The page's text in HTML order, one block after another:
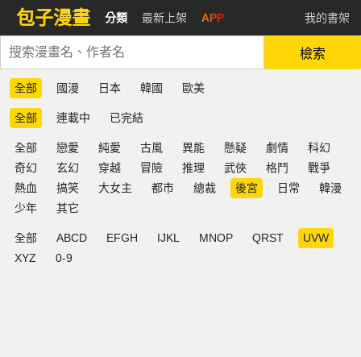
包子漫畫 分類 最新上架 APP 我的書架
檢索
全部 國漫 日本 韓國 歐美
全部 連載中 已完結
全部 戀愛 純愛 古風 異能 懸疑 劇情
科幻
奇幻
玄幻 穿越 冒險 推理 武俠 格鬥
戰爭
熱血
搞笑 大女主 都市 總裁 後宮 日常
韓漫
少年
其它
全部 ABCD EFGH IJKL MNOP QRST
UVW
XYZ
0-9